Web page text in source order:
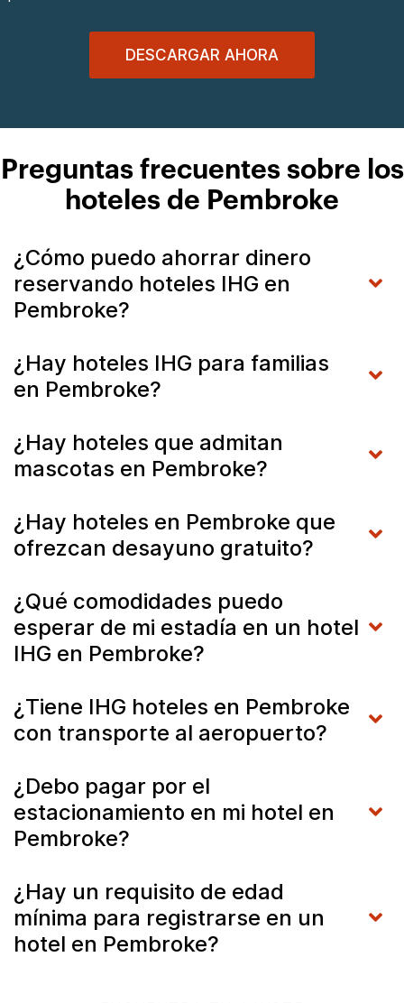
DESCARGAR AHORA
Preguntas frecuentes sobre los
hoteles de Pembroke
¿Cómo puedo ahorrar dinero
reservando hoteles IHG en
Pembroke?
¿Hay hoteles IHG para familias
en Pembroke?
¿Hay hoteles que admitan
mascotas en Pembroke?
¿Hay hoteles en Pembroke que
ofrezcan desayuno gratuito?
¿Qué comodidades puedo
esperar de mi estadía en un hotel
IHG en Pembroke?
¿Tiene IHG hoteles en Pembroke
con transporte al aeropuerto?
¿Debo pagar por el
estacionamiento en mi hotel en
Pembroke?
¿Hay un requisito de edad
mínima para registrarse en un
hotel en Pembroke?